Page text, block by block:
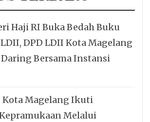
Haji RI Buka Bedah Buku
DPD LDII Kota Magelang
Bersama Instansi
Kota Magelang Ikuti
Melalui